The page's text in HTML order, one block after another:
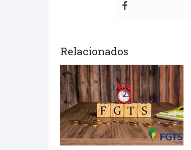
Relacionados